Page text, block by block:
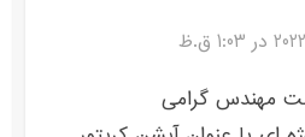
مهندس گرامی